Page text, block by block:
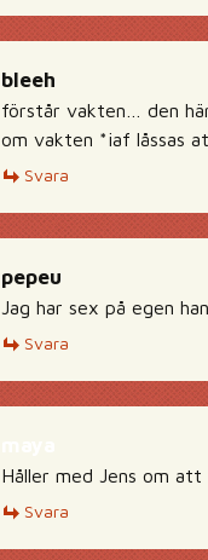
bleeh
förstår vakten… den
om vakten *iaf låssas
Svara
pepeu
Jag har sex på egen
Svara
Håller med Jens om
Svara